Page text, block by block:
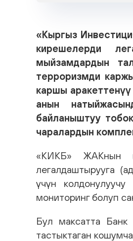
«Кыргыз
кирешелерди
мыйзамдардын
терроризмди
каршы
анын
байланыштуу
чаралардын
«КИКБ» ЖАКнын
легалдаштырууга
үчүн
мониторинг болуп
Бул максатта
тастыктаган